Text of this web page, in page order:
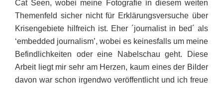
Cat Seen, wobei meine Fotografie in diesem weiten
Themenfeld sicher nicht für Erklärungsversuche über
Krisen­gebiete hilfreich ist. Eher ´journalist in bed´ als
‘embedded journalism’, wobei es keinesfalls um meine
Befindlichkeiten oder eine Nabel­schau geht. Diese
Arbeit liegt mir sehr am Herzen, kaum eines der Bilder
davon war schon irgendwo veröffentlicht und ich freue